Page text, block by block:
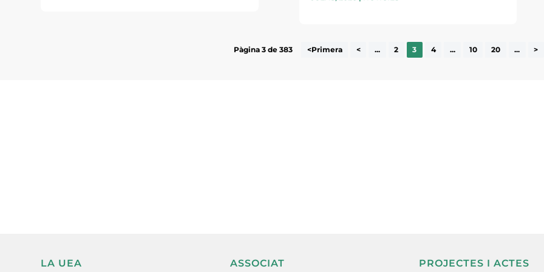
Pàgina 3 de 383 <Primera < ... 2 3 4 ... 10 20 ... >
LA UEA ASSOCIAT PROJECTES I ACTES